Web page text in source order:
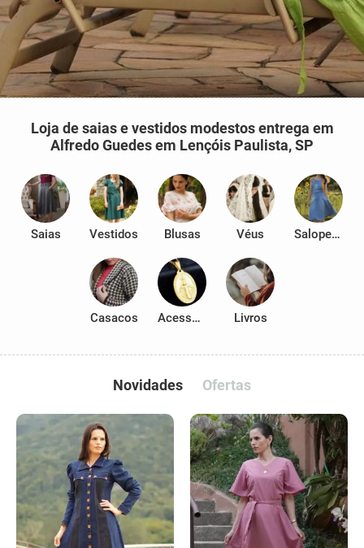
Loja de saias e vestidos modestos entrega em
Alfredo Guedes em Lençóis Paulista, SP
Saias Vestidos Blusas Véus Salopetes
Casacos Acessórios Livros
Novidades Ofertas